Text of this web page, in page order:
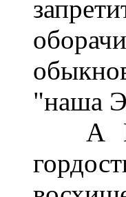
"наша
А